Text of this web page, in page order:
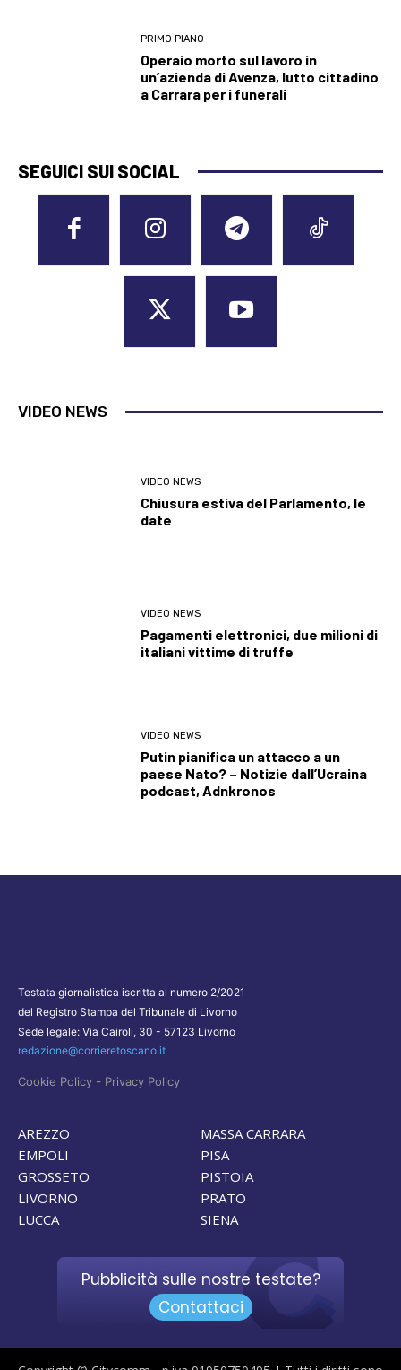
PRIMO PIANO
Operaio morto sul lavoro in
un’azienda di Avenza, lutto cittadino
a Carrara per i funerali
SEGUICI SUI SOCIAL
VIDEO NEWS
VIDEO NEWS
Chiusura estiva del Parlamento, le
date
VIDEO NEWS
Pagamenti elettronici, due milioni di
italiani vittime di truffe
VIDEO NEWS
Putin pianifica un attacco a un
paese Nato? – Notizie dall’Ucraina
podcast, Adnkronos
Testata giornalistica iscritta al numero 2/2021
del Registro Stampa del Tribunale di Livorno
Sede legale: Via Cairoli, 30 - 57123 Livorno
redazione@corrieretoscano.it
Cookie Policy - Privacy Policy
AREZZO
EMPOLI
GROSSETO
LIVORNO
LUCCA
MASSA CARRARA
PISA
PISTOIA
PRATO
SIENA
Pubblicità sulle nostre testate?
Contattaci